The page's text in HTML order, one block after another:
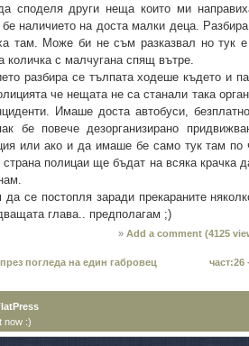
споделя други неща които ми
наличието на доста малки деца.
там. Може би не съм разказвал но тук
количка с малчугана спящ вътре.
разбира се тълпата ходеше където и
че нещата не са станали така
Имаше доста автобуси,
бе повече дезорганизирано
или ако и да имаше бе само тук там
полицаи ще бъдат на всяка крачка
се постопля заради прекараните
глава.. предполагам ;)
Add a comment (4125
погледа на един габровец
now :)